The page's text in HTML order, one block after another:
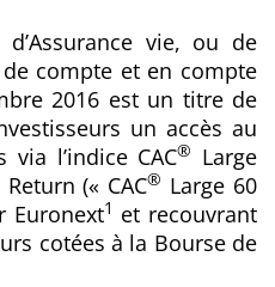
vie, ou de
compte et en compte
2016 est un titre de
un accès au
l’indice CAC®
Large
(« CAC® Large 60
Euronext1 et recouvrant
cotées à la Bourse de